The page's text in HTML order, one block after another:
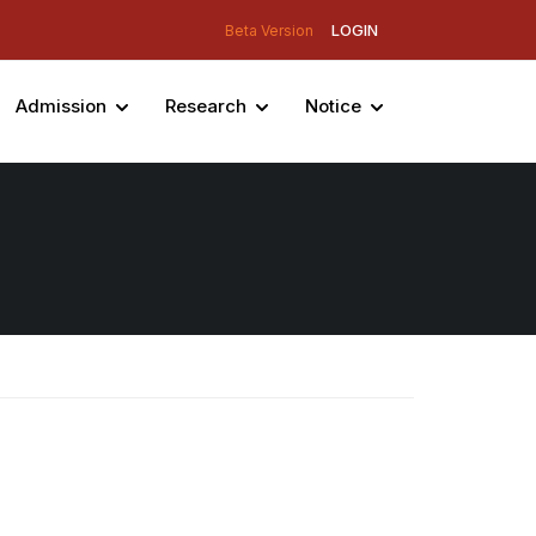
Beta Version LOGIN
Admission Research Notice